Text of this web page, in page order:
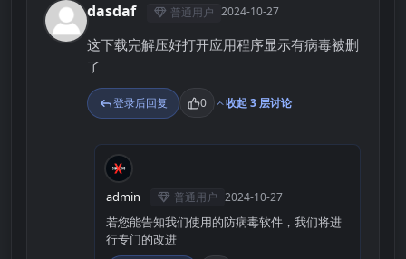
D dasdaf 普通用户 2024-10-27
这下载完解压好打开应用程序显示有病毒被删
了
登录后回复 0 收起 3 层讨论
A
admin 普通用户 2024-10-27
若您能告知我们使用的防病毒软件，我们将进
行专门的改进